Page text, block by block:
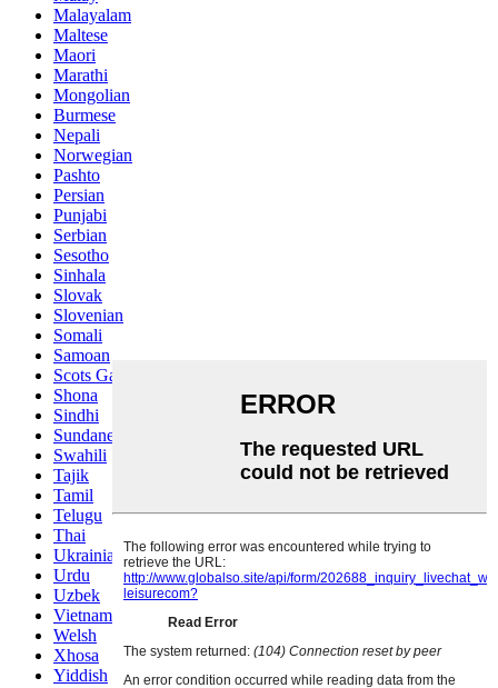
Malayalam
Maltese
Maori
Marathi
Mongolian
Burmese
Nepali
Norwegian
Pashto
Persian
Punjabi
Serbian
Sesotho
Sinhala
Slovak
Slovenian
Somali
Samoan
Scots Gaelic
Shona
Sindhi
Sundanese
Swahili
Tajik
Tamil
Telugu
Thai
Ukrainian
Urdu
Uzbek
Vietnamese
Welsh
Xhosa
Yiddish